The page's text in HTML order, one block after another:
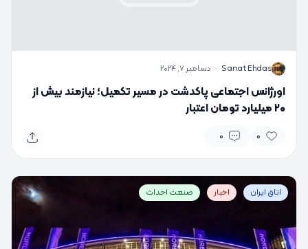
S
Sanat Ehdas
· دسامبر 7, 2024
اورژانس اجتماعی پاکدشت در مسیر تکمیل؛ نیازمند بیش از
۲۰ میلیارد تومان اعتبار
0
0
اتاق ایران اخبار صنعت احداث